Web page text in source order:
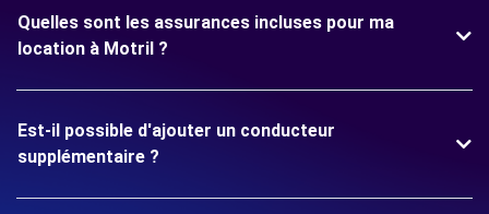
Quelles sont les assurances incluses pour ma
location à Motril ?
Est-il possible d'ajouter un conducteur
supplémentaire ?